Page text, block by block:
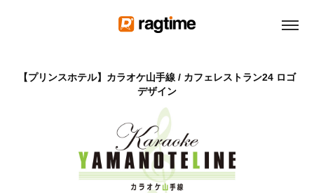
【プリンスホテル】カラオケ山手線 / カフェレストラン24 ロゴ
デザイン